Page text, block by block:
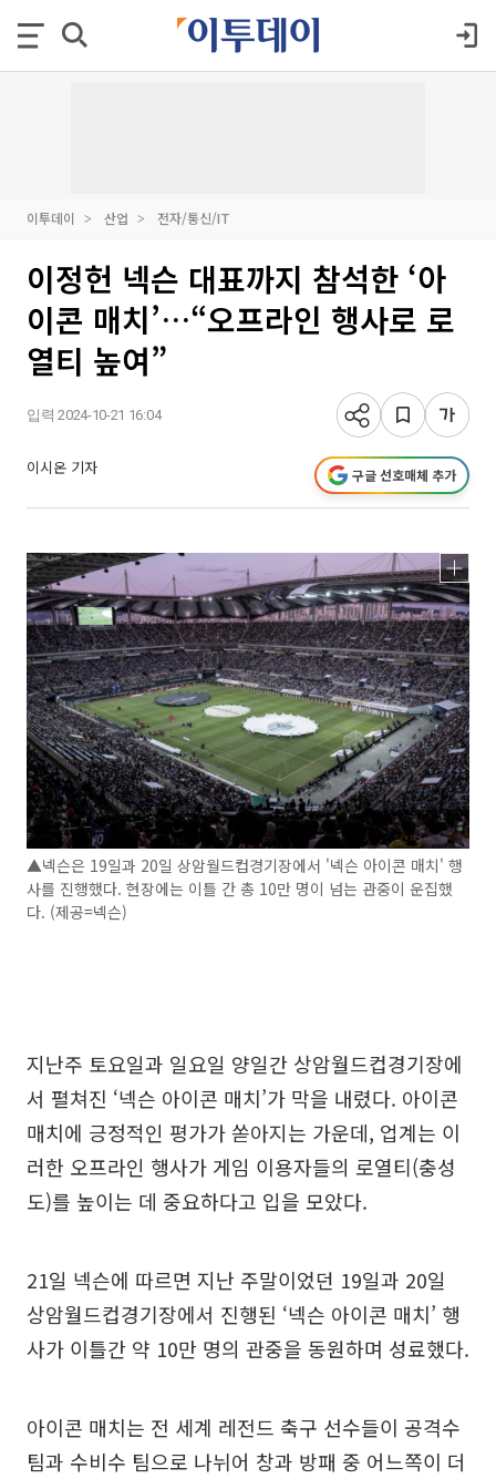
이투데이 산업 전자/통신/IT
이정헌 넥슨 대표까지 참석한 ‘아
이콘 매치’…“오프라인 행사로 로
열티 높여”
입력 2024-10-21 16:04
이시온 기자 구글 선호매체 추가
▲넥슨은 19일과 20일 상암월드컵경기장에서 '넥슨 아이콘 매치' 행
사를 진행했다. 현장에는 이틀 간 총 10만 명이 넘는 관중이 운집했
다. (제공=넥슨)
지난주 토요일과 일요일 양일간 상암월드컵경기장에
서 펼쳐진 ‘넥슨 아이콘 매치’가 막을 내렸다. 아이콘
매치에 긍정적인 평가가 쏟아지는 가운데, 업계는 이
러한 오프라인 행사가 게임 이용자들의 로열티(충성
도)를 높이는 데 중요하다고 입을 모았다.
21일 넥슨에 따르면 지난 주말이었던 19일과 20일
상암월드컵경기장에서 진행된 ‘넥슨 아이콘 매치’ 행
사가 이틀간 약 10만 명의 관중을 동원하며 성료했다.
아이콘 매치는 전 세계 레전드 축구 선수들이 공격수
팀과 수비수 팀으로 나뉘어 창과 방패 중 어느쪽이 더